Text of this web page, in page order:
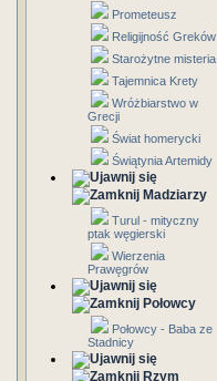
Prometeusz
Religijność Greków
Starożytne misteria
Tajemnica Krety
Wróżbiarstwo w
Grecji
Świat homerycki
Świątynia Artemidy
Madziarzy
Turul - mityczny
ptak węgierski
Wierzenia
Prawęgrów
Połowcy
Połowcy - Baba ze
Stadnicy
Rzym